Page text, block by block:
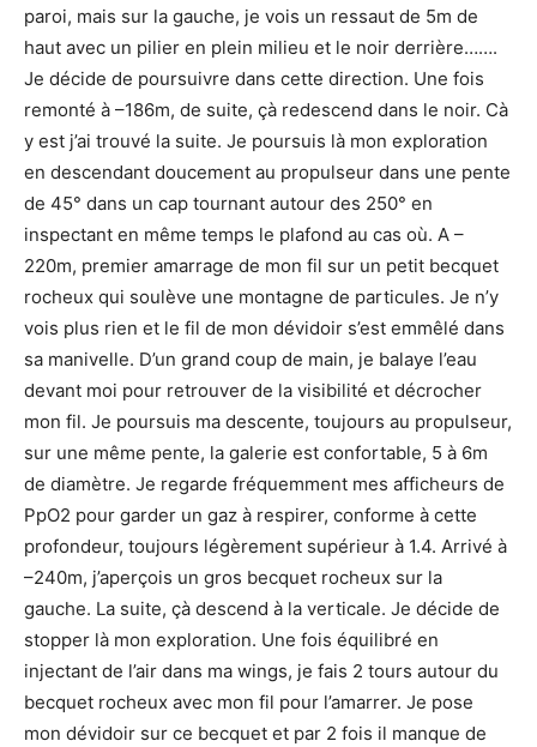
paroi, mais sur la gauche, je vois un ressaut de 5m de
haut avec un pilier en plein milieu et le noir derrière…….
Je décide de poursuivre dans cette direction. Une fois
remonté à –186m, de suite, çà redescend dans le noir. Cà
y est j’ai trouvé la suite. Je poursuis là mon exploration
en descendant doucement au propulseur dans une pente
de 45° dans un cap tournant autour des 250° en
inspectant en même temps le plafond au cas où. A –
220m, premier amarrage de mon fil sur un petit becquet
rocheux qui soulève une montagne de particules. Je n’y
vois plus rien et le fil de mon dévidoir s’est emmêlé dans
sa manivelle. D’un grand coup de main, je balaye l’eau
devant moi pour retrouver de la visibilité et décrocher
mon fil. Je poursuis ma descente, toujours au propulseur,
sur une même pente, la galerie est confortable, 5 à 6m
de diamètre. Je regarde fréquemment mes afficheurs de
PpO2 pour garder un gaz à respirer, conforme à cette
profondeur, toujours légèrement supérieur à 1.4. Arrivé à
–240m, j’aperçois un gros becquet rocheux sur la
gauche. La suite, çà descend à la verticale. Je décide de
stopper là mon exploration. Une fois équilibré en
injectant de l’air dans ma wings, je fais 2 tours autour du
becquet rocheux avec mon fil pour l’amarrer. Je pose
mon dévidoir sur ce becquet et par 2 fois il manque de